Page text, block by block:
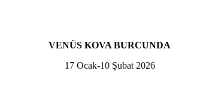
VENÜS KOVA BURCUNDA
17 Ocak-10 Şubat 2026